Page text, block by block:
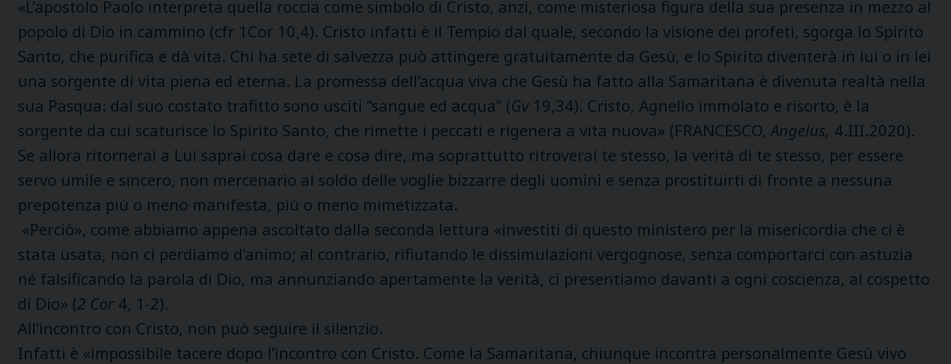
«L’apostolo Paolo interpreta quella roccia come simbolo di Cristo, anzi, come misteriosa figura della sua presenza in mezzo al
popolo di Dio in cammino (cfr 1Cor 10,4). Cristo infatti è il Tempio dal quale, secondo la visione dei profeti, sgorga lo Spirito
Santo, che purifica e dà vita. Chi ha sete di salvezza può attingere gratuitamente da Gesù, e lo Spirito diventerà in lui o in lei
una sorgente di vita piena ed eterna. La promessa dell’acqua viva che Gesù ha fatto alla Samaritana è divenuta realtà nella
sua Pasqua: dal suo costato trafitto sono usciti “sangue ed acqua” (Gv19,34). Cristo, Agnello immolato e risorto, è la
sorgente da cui scaturisce lo Spirito Santo, che rimette i peccati e rigenera a vita nuova» (FRANCESCO,Angelus, 4.III.2020).
Se allora ritornerai a Lui saprai cosa dare e cosa dire, ma soprattutto ritroverai te stesso, la verità di te stesso, per essere
servo umile e sincero, non mercenario al soldo delle voglie bizzarre degli uomini e senza prostituirti di fronte a nessuna
prepotenza più o meno manifesta, più o meno mimetizzata.
«Perciò», come abbiamo appena ascoltato dalla seconda lettura «investiti di questo ministero per la misericordia che ci è
stata usata, non ci perdiamo d’animo; al contrario, rifiutando le dissimulazioni vergognose, senza comportarci con astuzia
né falsificando la parola di Dio, ma annunziando apertamente la verità, ci presentiamo davanti a ogni coscienza, al cospetto
di Dio» (2 Cor 4, 1-2).
All’incontro con Cristo, non può seguire il silenzio.
Infatti è «impossibile tacere dopo l’incontro con Cristo. Come la Samaritana, chiunque incontra personalmente Gesù vivo